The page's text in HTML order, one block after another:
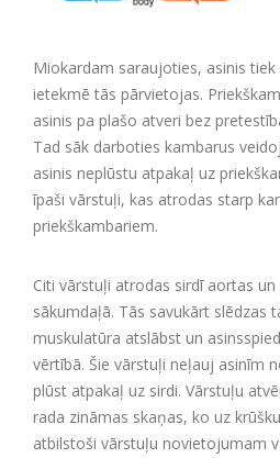
Miokardam saraujoties, asinis tiek
ietekmē tās pārvietojas.
asinis pa plašo atveri bez
Tad sāk darboties kambarus
asinis neplūstu atpakaļ uz
īpaši vārstuļi, kas atrodas starp
priekškambariem.
Citi vārstuļi atrodas sirdī aortas
sākumdaļā. Tās savukārt slēdzas
muskulatūra atslābst un
vērtībā. Šie vārstuļi neļauj asinīm
plūst atpakaļ uz sirdi. Vārstuļu
rada zināmas skaņas, ko uz
atbilstoši vārstuļu novietojumam